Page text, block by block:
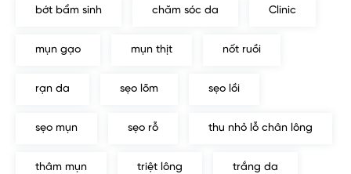
bớt bẩm sinh chăm sóc da Clinic
mụn gạo mụn thịt nốt ruồi
rạn da sẹo lõm sẹo lồi
sẹo mụn sẹo rỗ thu nhỏ lỗ chân lông
thâm mụn triệt lông trắng da